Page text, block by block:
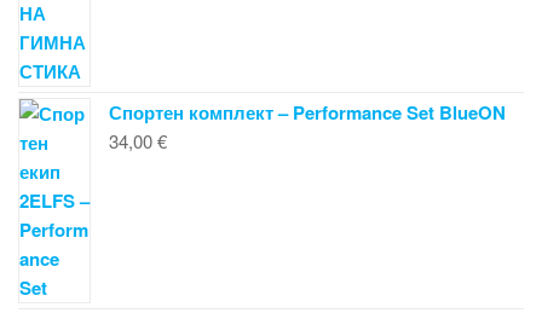
Спортен комплект – Performance Set BlueON
34,00€